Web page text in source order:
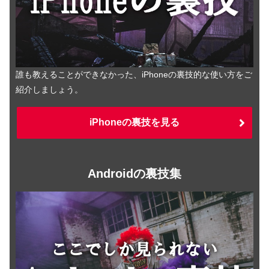
誰も教えることができなかった、iPhoneの裏技的な使い方をご
紹介しましょう。
iPhoneの裏技を見る
Androidの裏技集